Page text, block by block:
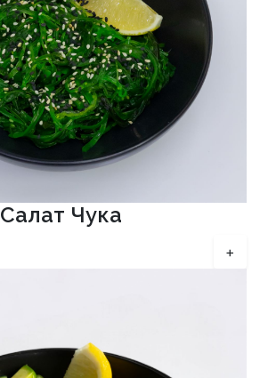
Салат Чука
+